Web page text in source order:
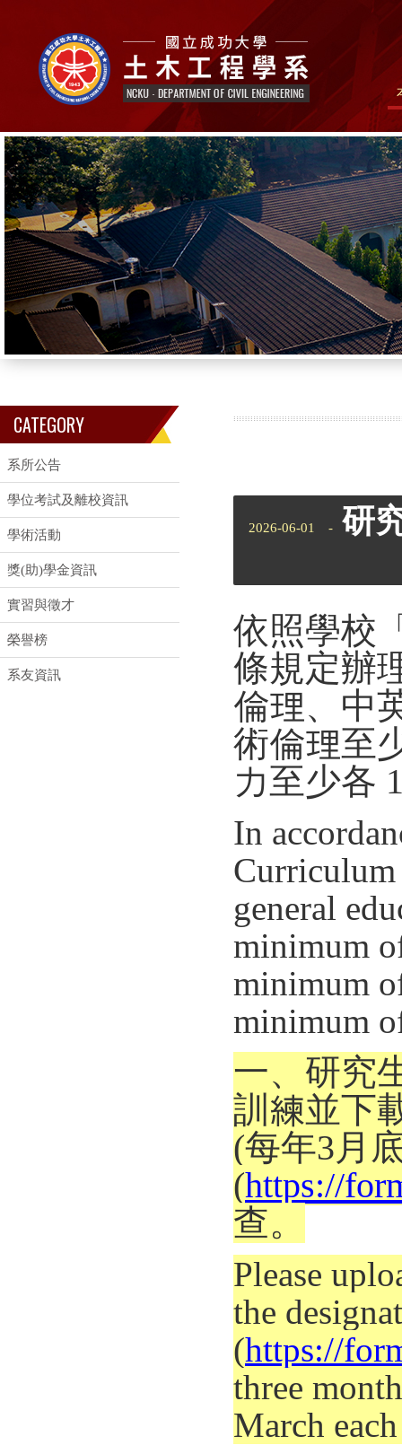
CATEGORY
系所公告
學位考試及離校資訊
學術活動
獎(助)學金資訊
實習與徵才
榮譽榜
系友資訊
2026-06-01 - 研
依照學校
條規定辦
倫理、中
術倫理至
力至少各
In
Curriculum
general
minimum
minimum
minimum
一、研究
訓練並下
(每年3月
(https://
查。
Please
the
(https://
three
March